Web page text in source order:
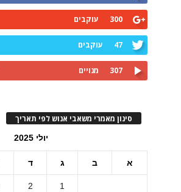
300 עוקבים
47 עוקבים
307 מנויים
סינון מאמרי משאבי אנוש לפי תאריך
יולי 2025
א ב ג ד
1
2